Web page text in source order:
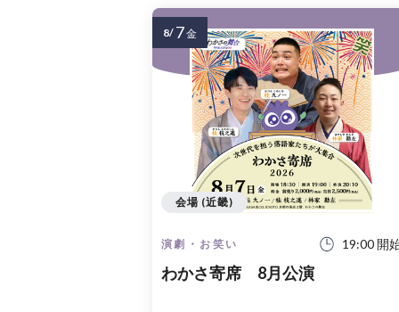
演劇・お笑い 19:00 開
わかさ寄席 8月公演
会場 (近畿)
8/ 7金